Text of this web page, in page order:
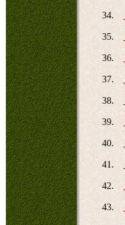
34.
35.
36.
37.
38.
39.
40.
41.
42.
43.